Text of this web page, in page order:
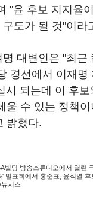
"윤 후보 지지율
도가 될 것"이라
대변인은 "최근
경선에서 이재명
시 되는데 이 후
울 수 있는 정책
밝혔다.
빌딩 방송스튜디오에서 열린
발표회에서 홍준표, 윤석열
시스